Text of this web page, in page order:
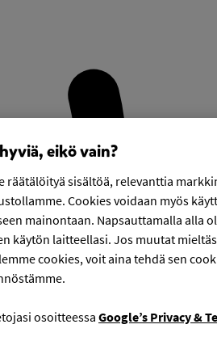
eikö vain?
räätälöityä sisältöä, relevanttia
Cookies voidaan myös
mainontaan. Napsauttamalla alla
käytön laitteellasi. Jos muutat
cookies, voit aina tehdä sen
osoitteessa Google’s Privacy &